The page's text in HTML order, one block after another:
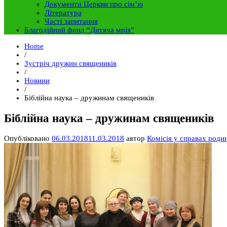
Документи Церкви про сім’ю
Література
Часті запитання
Благодійний фонд “Дитяча мрія”
Home
/
Зустріч дружин священиків
/
Новини
/
Біблійна наука – дружинам священиків
Біблійна наука – дружинам священиків
Опубліковано 06.03.201811.03.2018 автор Комісія у справах